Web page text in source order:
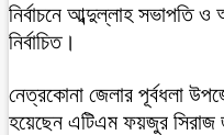
নির্বাচনে আব্দুল্লাহ সভাপতি
নির্বাচিত।
নেত্রকোনা জেলার পূর্বধলা
হয়েছেন এটিএম ফয়জুর সিরাজ